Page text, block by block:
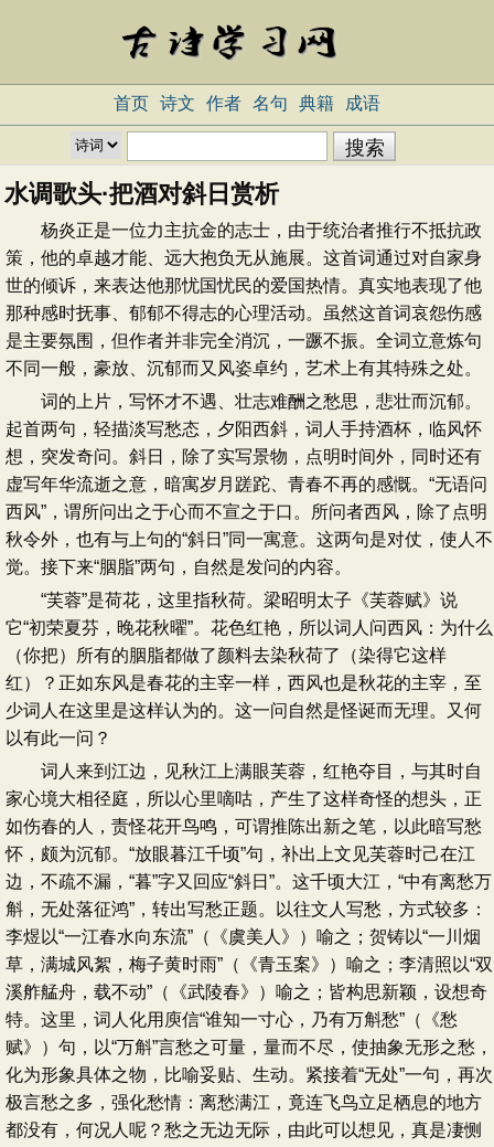
首页 诗文 作者 名句 典籍 成语
水调歌头·把酒对斜日赏析
杨炎正是一位力主抗金的志士，由于统治者推行不抵抗政
策，他的卓越才能、远大抱负无从施展。这首词通过对自家身
世的倾诉，来表达他那忧国忧民的爱国热情。真实地表现了他
那种感时抚事、郁郁不得志的心理活动。虽然这首词哀怨伤感
是主要氛围，但作者并非完全消沉，一蹶不振。全词立意炼句
不同一般，豪放、沉郁而又风姿卓约，艺术上有其特殊之处。
词的上片，写怀才不遇、壮志难酬之愁思，悲壮而沉郁。
起首两句，轻描淡写愁态，夕阳西斜，词人手持酒杯，临风怀
想，突发奇问。斜日，除了实写景物，点明时间外，同时还有
虚写年华流逝之意，暗寓岁月蹉跎、青春不再的感慨。“无语问
西风”，谓所问出之于心而不宣之于口。所问者西风，除了点明
秋令外，也有与上句的“斜日”同一寓意。这两句是对仗，使人不
觉。接下来“胭脂”两句，自然是发问的内容。
“芙蓉”是荷花，这里指秋荷。梁昭明太子《芙蓉赋》说
它“初荣夏芬，晚花秋曜”。花色红艳，所以词人问西风：为什么
（你把）所有的胭脂都做了颜料去染秋荷了（染得它这样
红）？正如东风是春花的主宰一样，西风也是秋花的主宰，至
少词人在这里是这样认为的。这一问自然是怪诞而无理。又何
以有此一问？
词人来到江边，见秋江上满眼芙蓉，红艳夺目，与其时自
家心境大相径庭，所以心里嘀咕，产生了这样奇怪的想头，正
如伤春的人，责怪花开鸟鸣，可谓推陈出新之笔，以此暗写愁
怀，颇为沉郁。“放眼暮江千顷”句，补出上文见芙蓉时己在江
边，不疏不漏，“暮”字又回应“斜日”。这千顷大江，“中有离愁万
斛，无处落征鸿”，转出写愁正题。以往文人写愁，方式较多：
李煜以“一江春水向东流”（《虞美人》）喻之；贺铸以“一川烟
草，满城风絮，梅子黄时雨”（《青玉案》）喻之；李清照以“双
溪舴艋舟，载不动”（《武陵春》）喻之；皆构思新颖，设想奇
特。这里，词人化用庾信“谁知一寸心，乃有万斛愁”（《愁
赋》）句，以“万斛”言愁之可量，量而不尽，使抽象无形之愁，
化为形象具体之物，比喻妥贴、生动。紧接着“无处”一句，再次
极言愁之多，强化愁情：离愁满江，竟连飞鸟立足栖息的地方
都没有，何况人呢？愁之无边无际，由此可以想见，真是凄恻